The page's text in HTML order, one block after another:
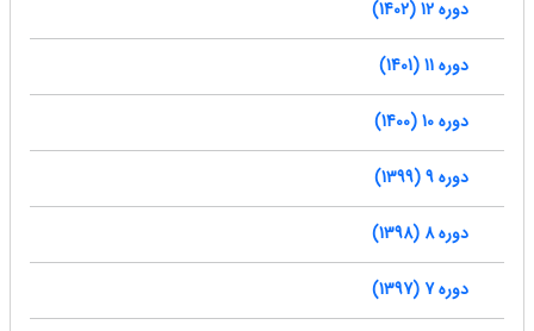
دوره 12 (1402)
دوره 11 (1401)
دوره 10 (1400)
دوره 9 (1399)
دوره 8 (1398)
دوره 7 (1397)